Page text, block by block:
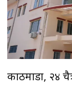
काठमाडौं, २४